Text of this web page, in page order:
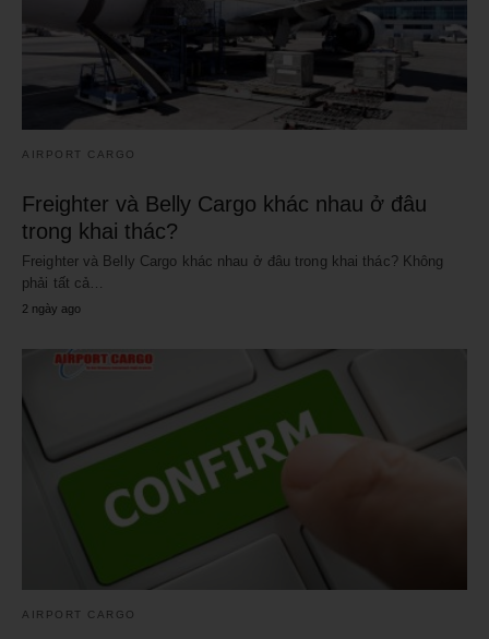
AIRPORT CARGO
Freighter và Belly Cargo khác nhau ở đâu
trong khai thác?
Freighter và Belly Cargo khác nhau ở đâu trong khai thác? Không
phải tất cả…
2 ngày ago
AIRPORT CARGO